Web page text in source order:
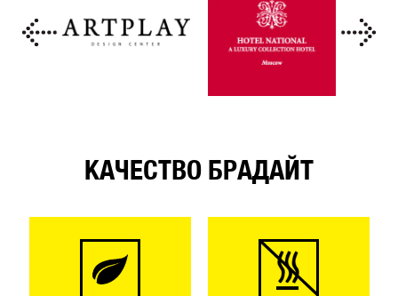
КАЧЕСТВО БРАДАЙТ